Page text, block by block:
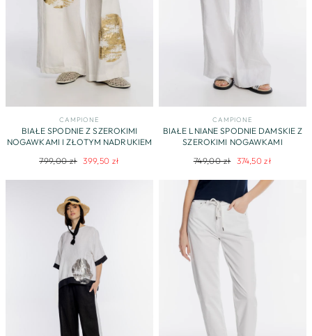
CAMPIONE
BIAŁE SPODNIE Z SZEROKIMI
NOGAWKAMI I ZŁOTYM NADRUKIEM
Regularna
799,00 zł
Cena
399,50 zł
CAMPIONE
BIAŁE LNIANE SPODNIE DAMSKIE Z
SZEROKIMI NOGAWKAMI
Regularna
749,00 zł
Cena
374,50 zł